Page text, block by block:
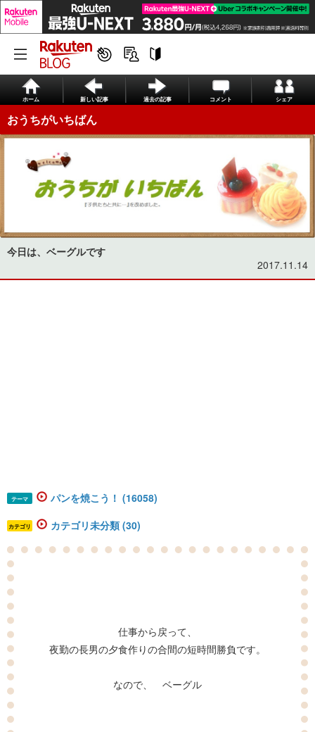
ホーム 新しい記事 過去の記事 コメント シェア
おうちがいちばん
今日は、ベーグルです
2017.11.14
テーマ パンを焼こう！ (16058)
カテゴリ カテゴリ未分類 (30)
仕事から戻って、
夜勤の長男の夕食作りの合間の短時間勝負です。
なので、 ベーグル